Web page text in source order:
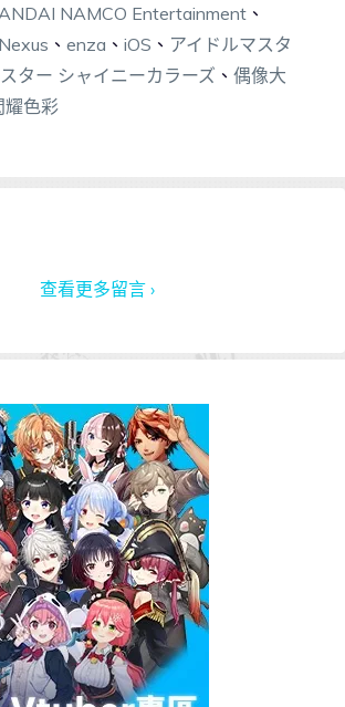
NAMCO Entertainment、
、 enza 、 iOS 、 アイドルマスタ
ター シャイニーカラーズ 、 偶像大
耀色彩
查看更多留言 ›